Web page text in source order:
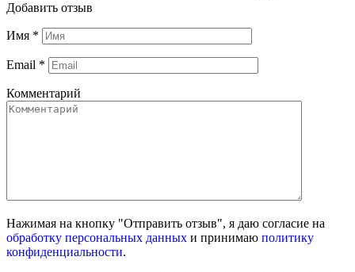
Добавить отзыв
Имя *
Email *
Комментарий
Нажимая на кнопку "Отправить отзыв", я даю согласие на
обработку персональных данных и принимаю политику
конфиденциальности.